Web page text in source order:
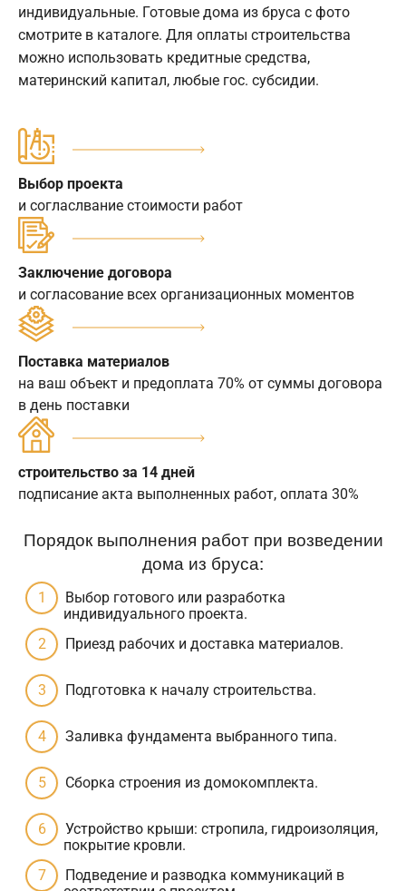
индивидуальные. Готовые дома из бруса с фото
смотрите в каталоге. Для оплаты строительства
можно использовать кредитные средства,
материнский капитал, любые гос. субсидии.
Выбор проекта
и согласлвание стоимости работ
Заключение договора
и согласование всех организационных моментов
Поставка материалов
на ваш объект и предоплата 70% от суммы договора
в день поставки
строительство за 14 дней
подписание акта выполненных работ, оплата 30%
Порядок выполнения работ при возведении
дома из бруса:
Выбор готового или разработка
индивидуального проекта.
Приезд рабочих и доставка материалов.
Подготовка к началу строительства.
Заливка фундамента выбранного типа.
Сборка строения из домокомплекта.
Устройство крыши: стропила, гидроизоляция,
покрытие кровли.
Подведение и разводка коммуникаций в